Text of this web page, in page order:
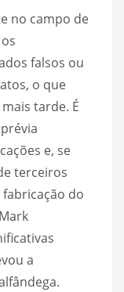
no campo de
falsos ou
o que
tarde. É
e, se
terceiros
do
a